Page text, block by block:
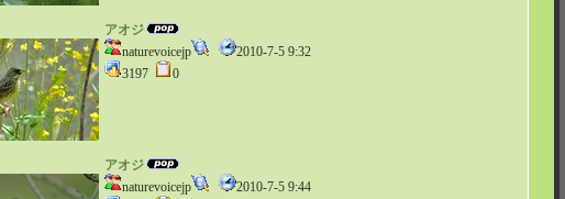
アオジ
naturevoicejp
2010-7-5 9:32
3197
0
アオジ
naturevoicejp
2010-7-5 9:44